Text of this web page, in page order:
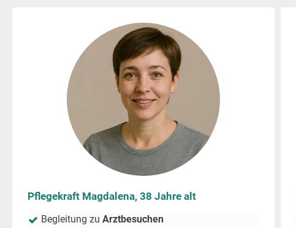
Pflegekraft Magdalena, 38 Jahre alt
Begleitung zu Arztbesuchen